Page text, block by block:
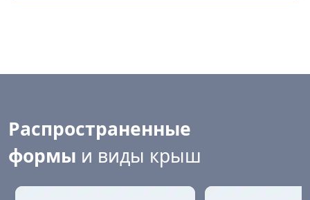
Распространенные
формы и виды крыш